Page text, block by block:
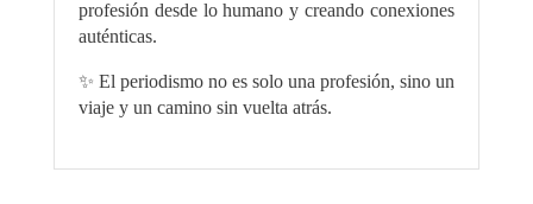
profesión desde lo humano y creando conexiones
auténticas.
✨ El periodismo no es solo una profesión, sino un
viaje y un camino sin vuelta atrás.